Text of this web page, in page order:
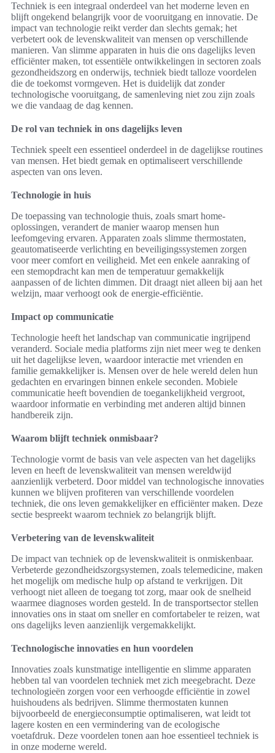
Techniek is een integraal onderdeel van het moderne leven en
blijft ongekend belangrijk voor de vooruitgang en innovatie. De
impact van technologie reikt verder dan slechts gemak; het
verbetert ook de levenskwaliteit van mensen op verschillende
manieren. Van slimme apparaten in huis die ons dagelijks leven
efficiënter maken, tot essentiële ontwikkelingen in sectoren zoals
gezondheidszorg en onderwijs, techniek biedt talloze voordelen
die de toekomst vormgeven. Het is duidelijk dat zonder
technologische vooruitgang, de samenleving niet zou zijn zoals
we die vandaag de dag kennen.
De rol van techniek in ons dagelijks leven
Techniek speelt een essentieel onderdeel in de dagelijkse routines
van mensen. Het biedt gemak en optimaliseert verschillende
aspecten van ons leven.
Technologie in huis
De toepassing van technologie thuis, zoals smart home-
oplossingen, verandert de manier waarop mensen hun
leefomgeving ervaren. Apparaten zoals slimme thermostaten,
geautomatiseerde verlichting en beveiligingssystemen zorgen
voor meer comfort en veiligheid. Met een enkele aanraking of
een stemopdracht kan men de temperatuur gemakkelijk
aanpassen of de lichten dimmen. Dit draagt niet alleen bij aan het
welzijn, maar verhoogt ook de energie-efficiëntie.
Impact op communicatie
Technologie heeft het landschap van communicatie ingrijpend
veranderd. Sociale media platforms zijn niet meer weg te denken
uit het dagelijkse leven, waardoor interactie met vrienden en
familie gemakkelijker is. Mensen over de hele wereld delen hun
gedachten en ervaringen binnen enkele seconden. Mobiele
communicatie heeft bovendien de toegankelijkheid vergroot,
waardoor informatie en verbinding met anderen altijd binnen
handbereik zijn.
Waarom blijft techniek onmisbaar?
Technologie vormt de basis van vele aspecten van het dagelijks
leven en heeft de levenskwaliteit van mensen wereldwijd
aanzienlijk verbeterd. Door middel van technologische innovaties
kunnen we blijven profiteren van verschillende voordelen
techniek, die ons leven gemakkelijker en efficiënter maken. Deze
sectie bespreekt waarom techniek zo belangrijk blijft.
Verbetering van de levenskwaliteit
De impact van techniek op de levenskwaliteit is onmiskenbaar.
Verbeterde gezondheidszorgsystemen, zoals telemedicine, maken
het mogelijk om medische hulp op afstand te verkrijgen. Dit
verhoogt niet alleen de toegang tot zorg, maar ook de snelheid
waarmee diagnoses worden gesteld. In de transportsector stellen
innovaties ons in staat om sneller en comfortabeler te reizen, wat
ons dagelijks leven aanzienlijk vergemakkelijkt.
Technologische innovaties en hun voordelen
Innovaties zoals kunstmatige intelligentie en slimme apparaten
hebben tal van voordelen techniek met zich meegebracht. Deze
technologieën zorgen voor een verhoogde efficiëntie in zowel
huishoudens als bedrijven. Slimme thermostaten kunnen
bijvoorbeeld de energieconsumptie optimaliseren, wat leidt tot
lagere kosten en een vermindering van de ecologische
voetafdruk. Deze voordelen tonen aan hoe essentieel techniek is
in onze moderne wereld.